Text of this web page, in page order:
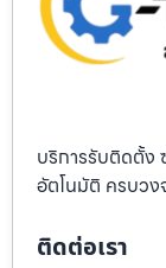
บริการรับติดตั้ง
อัตโนมัติ ครบวง
ติดต่อเรา